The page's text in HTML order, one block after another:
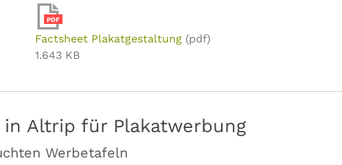
PDF
Factsheet Plakatgestaltung (pdf)
1.643 KB
Altrip für Plakatwerbung
Werbetafeln